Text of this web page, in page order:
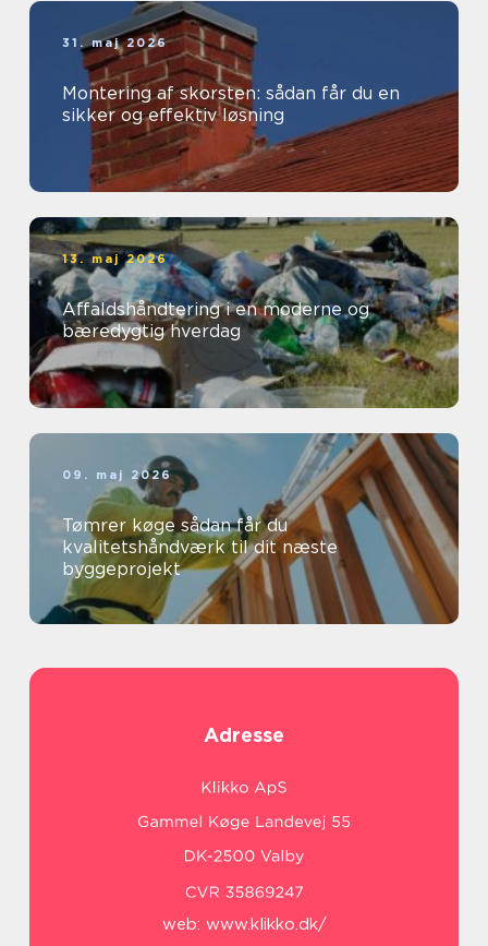
31. maj 2026
Montering af skorsten: sådan får du en
sikker og effektiv løsning
13. maj 2026
Affaldshåndtering i en moderne og
bæredygtig hverdag
09. maj 2026
Tømrer køge sådan får du
kvalitetshåndværk til dit næste
byggeprojekt
Adresse
web: www.klikko.dk/